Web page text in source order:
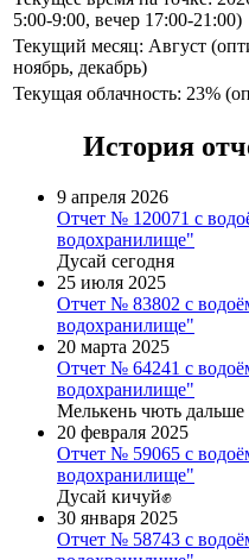
5:00-9:00, вечер 17:00-21:00)
Текущий месяц: Август
ноябрь, декабрь)
Текущая облачность: 23%
История
9 апреля 2026
Отчет № 120071 с
водохранилище"
Дусай сегодня
25 июля 2025
Отчет № 83802 с
водохранилище"
20 марта 2025
Отчет № 64241 с
водохранилище"
Мелькень чють дальше
20 февраля 2025
Отчет № 59065 с
водохранилище"
Дусай кичуй✊
30 января 2025
Отчет № 58743 с